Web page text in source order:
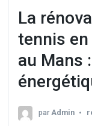
La
tennis
au Mans
parAdmin